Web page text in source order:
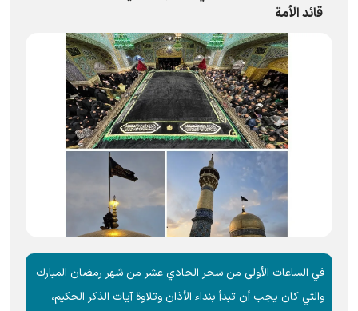
قائد الأمة
في الساعات الأولى من سحر الحادي عشر من شهر رمضان المبارك
والتي كان يجب أن تبدأ بنداء الأذان وتلاوة آيات الذكر الحكيم،